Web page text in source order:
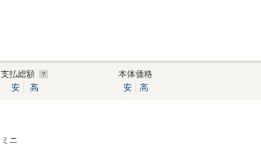
支払総額
安
高
本体価格
安
高
ミニ